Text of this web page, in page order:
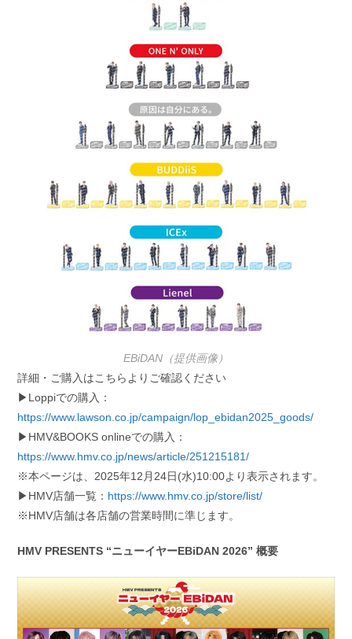
EBiDAN（提供画像）
詳細・ご購入はこちらよりご確認ください
▶Loppiでの購入：
https://www.lawson.co.jp/campaign/lop_ebidan2025_goods/
▶HMV&BOOKS onlineでの購入：
https://www.hmv.co.jp/news/article/251215181/
※本ページは、2025年12月24日(水)10:00より表示されます。
▶HMV店舗一覧： https://www.hmv.co.jp/store/list/
※HMV店舗は各店舗の営業時間に準じます。
HMV PRESENTS “ニューイヤーEBiDAN 2026” 概要